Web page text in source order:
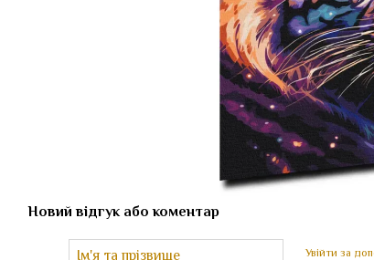
Новий відгук або коментар
Увійти за